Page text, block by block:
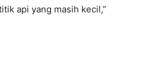
api yang masih kecil,”